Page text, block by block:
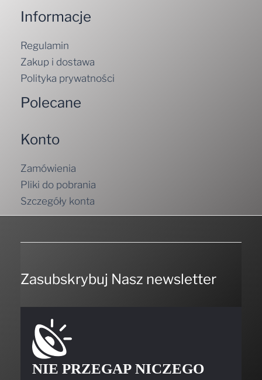
Informacje
Regulamin
Zakup i dostawa
Polityka prywatności
Polecane
Konto
Zamówienia
Pliki do pobrania
Szczegóły konta
Zasubskrybuj Nasz newsletter
NIE PRZEGAP NICZEGO